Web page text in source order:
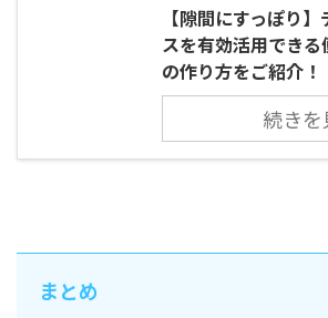
【隙間にすっぽり
スを有効活用できる
の作り方をご紹介！
続きを
まとめ